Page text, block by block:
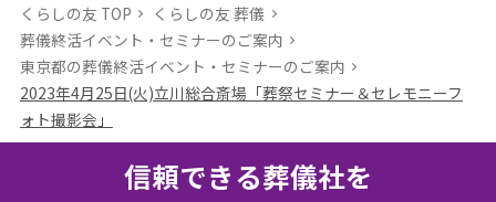
くらしの友 TOP
くらしの友 葬儀
葬儀終活イベント・セミナーのご案内
東京都の葬儀終活イベント・セミナーのご案内
2023年4月25日(火)立川総合斎場「葬祭セミナー＆セレモニーフ
ォト撮影会」
信頼できる葬儀社を